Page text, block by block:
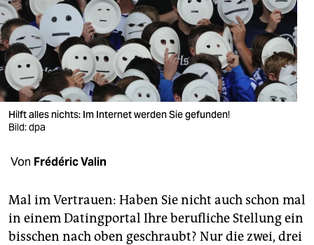
nord
wahrheit
verlag
verlag
shop
fragen & hilfe
unterstützen
Hilft alles nichts: Im Internet werden Sie gefunden!
Bild: dpa
Von Frédéric Valin
Mal im Vertrauen: Haben Sie nicht auch schon mal
in einem Datingportal Ihre berufliche Stellung ein
bisschen nach oben geschraubt? Nur die zwei, drei